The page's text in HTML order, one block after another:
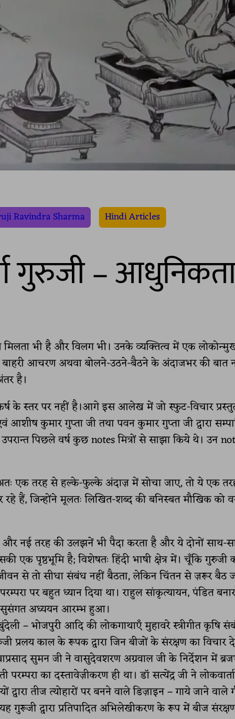
Ravindra Sharma Hindi Articles
गुरुजी –
मिलता भी है और विलग भी। उनके व्यक्तित्व में एक
आचरण अथवा बोलने-उठने-बैठने के अंदाजभर की बात
है।
स्तर पर नहीं है।आगे इस आलेख में जो स्फुट-विचार प्रस्तुत
कुमार गुप्ता जी तथा पवन कुमार गुप्ता जी द्वारा
पिछले वर्ष कुछ notes मित्रों से साझा किये थे। उन
एक तरह से हल्के-फुल्के अंदाज़ में सोचा जाए, तो ये एक
हैं, जिन्होंने मूलतः लिखित-शब्द की बनिस्बत मौखिक को
और नई तरह की उलझनें भी पैदा करता है और ये दोनों साथ-
एक पृष्ठभूमि है; विशेषतः हिंदी भाषी क्षेत्र में। चूँकि गुरुजी का
से तो सीधा संबंध नहीं बैठता, लेकिन चिंतन से ज़रूर बैठ
पर बहुत ध्यान दिया था। राहुल सांकृत्यायन, पंडित
सुसंगत अध्ययन आरम्भ हुआ।
– भोजपुरी आदि की लोकगाथाएँ मुहावरे स्त्रीगीत कृषि
प्रलय काल के रूपक द्वारा जिन बीजों के संरक्षण का
सुमन जी ने वासुदेवशरण अग्रवाल जी के निर्देशन में
का दस्तावेज़ीकरण ही था। डॉ सत्येंद्र जी ने
द्वारा तीज त्योहारों पर बनने वाले डिज़ाइन – गाये जाने वाले
द्वारा प्रतिपादित अभिलेखीकरण के रूप में बीज संरक्षण